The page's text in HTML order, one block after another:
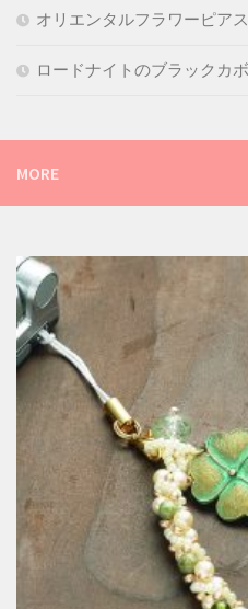
オリエンタルフラワーピア
ロードナイトのブラックカ
MORE